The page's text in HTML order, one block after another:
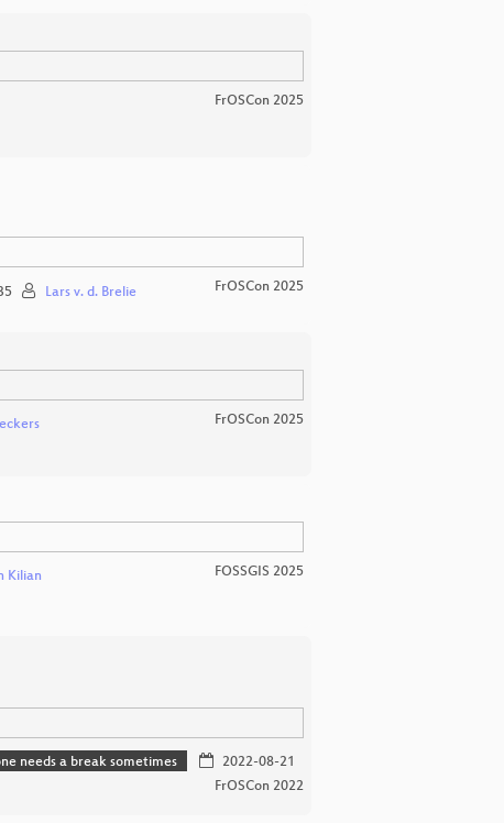
FrOSCon 2025
Lars v. d. Brelie FrOSCon 2025
FrOSCon 2025
Kilian FOSSGIS 2025
needs a break sometimes
2022-08-21
FrOSCon 2022